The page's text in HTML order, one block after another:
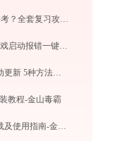
计算机二级MS Office怎么备考？全套复习攻略+免费刷题工具推荐
DirectX修复工具怎么用？游戏启动报错一键修复全攻略
Win10如何彻底永久关闭自动更新 5种方法教你永久关闭win10自动更新
教程-金山毒霸
小明normaliz.dll修复工具下载及使用指南-金山毒霸